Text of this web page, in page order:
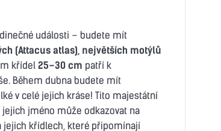
události – budete mít
(Attacus atlas), největších motýlů
křídel 25–30 cm patří k
Během dubna budete mít
v celé jejich kráse! Tito majestátní
jméno může odkazovat na
jejich křídlech, které připomínají